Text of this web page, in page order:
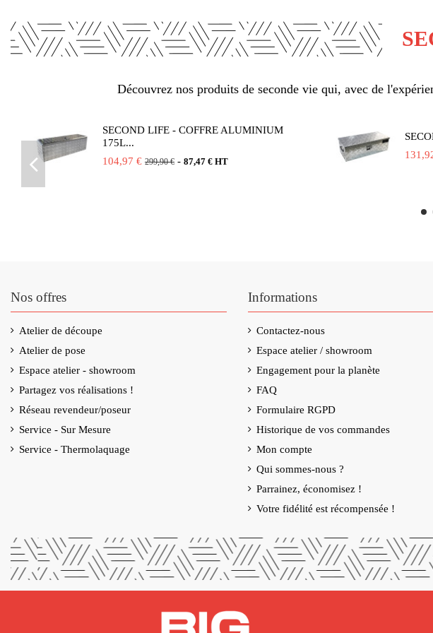
Découvrez nos produits de seconde vie qui, avec de
SECOND LIFE - COFFRE ALUMINIUM
175L...
104,97 € 299,90 € - 87,47 € HT
Nos offres
Atelier de découpe
Atelier de pose
Espace atelier - showroom
Partagez vos réalisations !
Réseau revendeur/poseur
Service - Sur Mesure
Service - Thermolaquage
Informations
Contactez-nous
Espace atelier / showroom
Engagement pour la planète
FAQ
Formulaire RGPD
Historique de vos commandes
Mon compte
Qui sommes-nous ?
Parrainez, économisez !
Votre fidélité est récompensée !